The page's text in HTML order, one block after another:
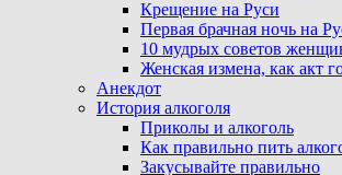
Крещение на Руси
Первая брачная ночь на
10 мудрых советов
Женская измена, как акт
Анекдот
История алкоголя
Приколы и алкоголь
Как правильно пить
Закусывайте правильно